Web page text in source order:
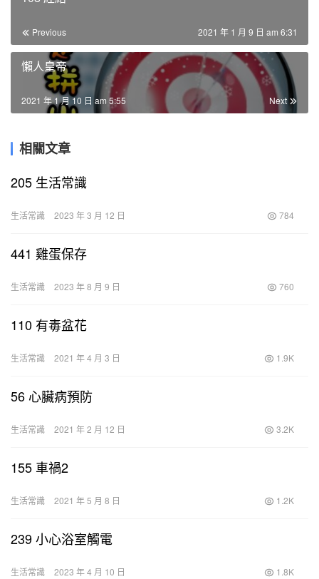
e
Previous 2021 年 1 月 9 日 am 6:31
懶人皇帝
Next
2021 年 1 月 10 日 am 5:55
相關文章
205 生活常識
生活常識 2023 年 3 月 12 日 784
441 雞蛋保存
生活常識 2023 年 8 月 9 日 760
110 有毒盆花
生活常識 2021 年 4 月 3 日 1.9K
56 心臟病預防
生活常識 2021 年 2 月 12 日 3.2K
155 車禍2
生活常識 2021 年 5 月 8 日 1.2K
239 小心浴室觸電
生活常識 2023 年 4 月 10 日 1.8K